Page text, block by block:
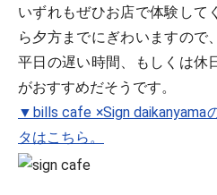
いずれもぜひお店で体験して
ら夕方までにぎわいますので
平日の遅い時間、もしくは休
がおすすめだそうです。
▼bills cafe ×Sign daikanyama
タはこちら。